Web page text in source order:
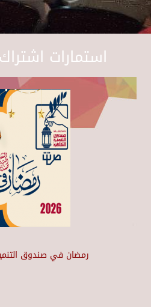
استمارات
رمضان في صندوق التنمية